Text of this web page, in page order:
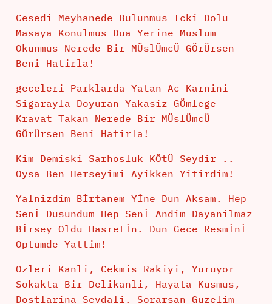
Cesedi Meyhanede Bulunmus Icki Dolu
Masaya Konulmus Dua Yerine Muslum
Okunmus Nerede Bir MÜslÜmcÜ GÖrÜrsen
Beni Hatirla!
geceleri Parklarda Yatan Ac Karnini
Sigarayla Doyuran Yakasiz GÖmlege
Kravat Takan Nerede Bir MÜslÜmcÜ
GÖrÜrsen Beni Hatirla!
Kim Demiski Sarhosluk KÖtÜ Seydir ..
Oysa Ben Herseyimi Ayikken Yitirdim!
Yalnizdim Bİrtanem Yİne Dun Aksam. Hep
Senİ Dusundum Hep Senİ Andim Dayanilmaz
Bİrsey Oldu Hasretİn. Dun Gece Resmİnİ
Optumde Yattim!
Ozleri Kanli, Cekmis Rakiyi, Yuruyor
Sokakta Bir Delikanli, Hayata Kusmus,
Dostlarina Sevdali. Sorarsan Guzelim